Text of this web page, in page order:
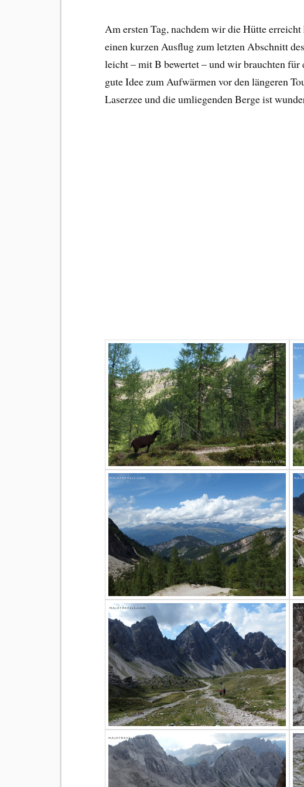
Am ersten Tag, nachdem wir die Hütte
einen kurzen Ausflug zum letzten Abschnitt
leicht – mit B bewertet – und wir brauchten
gute Idee zum Aufwärmen vor den längeren
Laserzee und die umliegenden Berge ist